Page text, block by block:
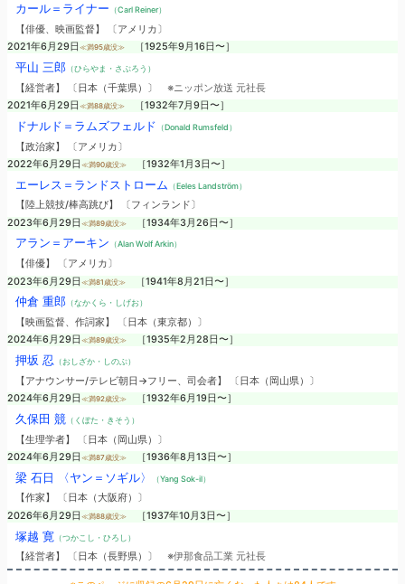
カール＝ライナー （Carl Reiner）
【俳優、映画監督】 〔アメリカ〕
2021年6月29日 ≪満95歳没≫ ［1925年9月16日〜］
平山 三郎（ひらやま・さぶろう）
【経営者】 〔日本（千葉県）〕 ※ニッポン放送 元社長
2021年6月29日 ≪満88歳没≫ ［1932年7月9日〜］
ドナルド＝ラムズフェルド （Donald Rumsfeld）
【政治家】 〔アメリカ〕
2022年6月29日 ≪満90歳没≫ ［1932年1月3日〜］
エーレス＝ランドストローム （Eeles Landström）
【陸上競技/棒高跳び】 〔フィンランド〕
2023年6月29日 ≪満89歳没≫ ［1934年3月26日〜］
アラン＝アーキン （Alan Wolf Arkin）
【俳優】 〔アメリカ〕
2023年6月29日 ≪満81歳没≫ ［1941年8月21日〜］
仲倉 重郎（なかくら・しげお）
【映画監督、作詞家】 〔日本（東京都）〕
2024年6月29日 ≪満89歳没≫ ［1935年2月28日〜］
押坂 忍 （おしざか・しのぶ）
【アナウンサー/テレビ朝日→フリー、司会者】 〔日本（岡山県）〕
2024年6月29日 ≪満92歳没≫ ［1932年6月19日〜］
久保田 競（くぼた・きそう）
【生理学者】 〔日本（岡山県）〕
2024年6月29日 ≪満87歳没≫ ［1936年8月13日〜］
梁 石日 〈ヤン＝ソギル〉 （Yang Sok-il）
【作家】 〔日本（大阪府）〕
2026年6月29日 ≪満88歳没≫ ［1937年10月3日〜］
塚越 寛 （つかこし・ひろし）
【経営者】 〔日本（長野県）〕 ※伊那食品工業 元社長